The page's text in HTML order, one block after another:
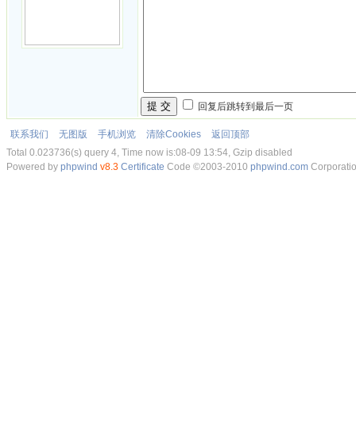
提 交 回复后跳转到最后一页
联系我们 无图版 手机浏览 清除Cookies
返回顶部
Total 0.023736(s) query 4, Time now is:08-09 13:54, Gzip disabled
Powered by phpwind v8.3 Certificate Code ©2003-2010 phpwind.com